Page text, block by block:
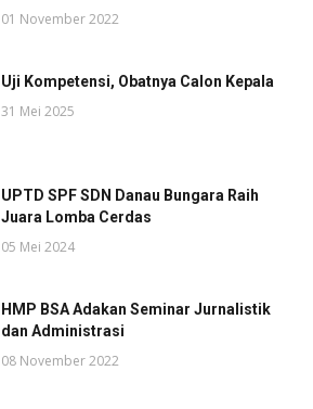
01 November 2022
Uji Kompetensi, Obatnya Calon Kepala
31 Mei 2025
UPTD SPF SDN Danau Bungara Raih
Juara Lomba Cerdas
05 Mei 2024
HMP BSA Adakan Seminar Jurnalistik
dan Administrasi
08 November 2022